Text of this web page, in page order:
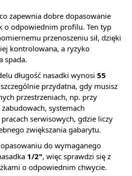
zapewnia dobre dopasowanie
o odpowiednim profilu. Ten typ
przenoszeniu sił, dzięki
kontrolowana, a ryzyko
spada.
długość nasadki wynosi 55
przydatna, gdy musisz
przestrzeniach, np. przy
systemach
serwisowych, gdzie liczy
zwiększania gabarytu.
do wymaganego
1/2", więc sprawdzi się z
o odpowiednim chwycie.